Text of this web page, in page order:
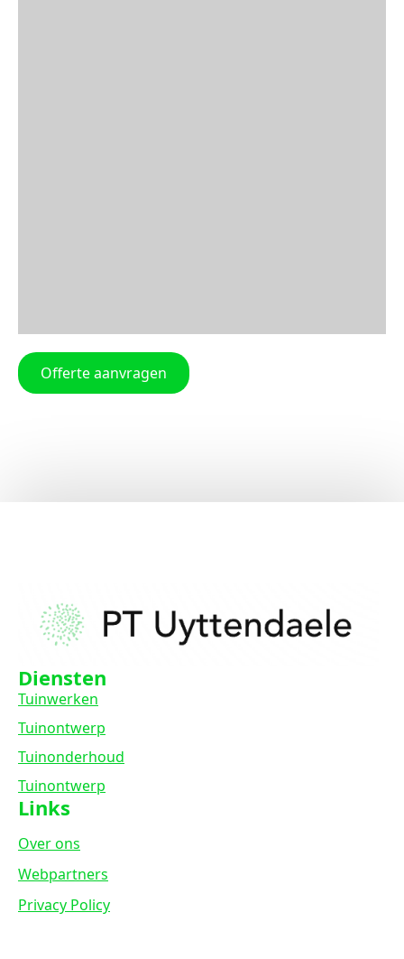
Offerte aanvragen
Diensten
Tuinwerken
Tuinontwerp
Tuinonderhoud
Tuinontwerp
Links
Over ons
Webpartners
Privacy Policy